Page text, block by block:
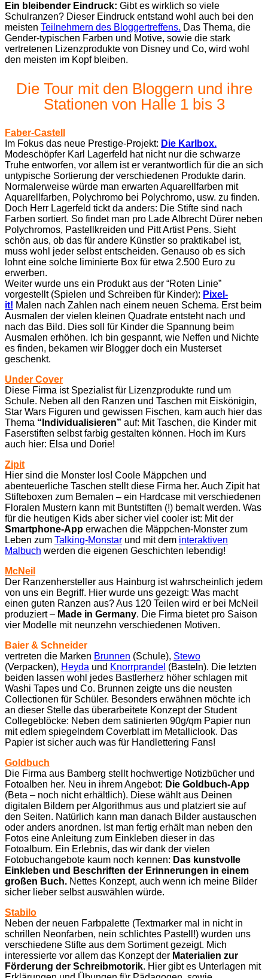
Ein bleibender Eindruck: Gibt es wirklich so viele
Schulranzen? Dieser Eindruck entstand wohl auch bei den
meisten Teilnehmern des Bloggertreffens. Das Thema, die
Gender-typischen Farben und Motive, sowie die stark
vertretenen Lizenzprodukte von Disney und Co, wird wohl
den meisten im Kopf bleiben.
Die Tour mit den Bloggern und ihre
Stationen von Halle 1 bis 3
Faber-Castell
Im Fokus das neue Prestige-Projekt: Die Karlbox.
Modeschöpfer Karl Lagerfeld hat nicht nur die schwarze
Truhe entworfen, vor allem ist er verantwortlich für die an sich
untypische Sortierung der verschiedenen Produkte darin.
Normalerweise würde man erwarten Aquarellfarben mit
Aquarellfarben, Polychromo bei Polychromo, usw. zu finden.
Doch Herr Lagerfeld tickt da anders: Die Stifte sind nach
Farben sortiert. So findet man pro Lade Albrecht Dürer neben
Polychromos, Pastellkreiden und Pitt Artist Pens. Sieht
schön aus, ob das für andere Künstler so praktikabel ist,
muss wohl jeder selbst entscheiden. Genauso ob es sich
lohnt eine solche liminierte Box für etwa 2.500 Euro zu
erwerben.
Weiter wurde uns ein Produkt aus der “Roten Linie”
vorgestellt (Spielen und Schreiben für Kinder): Pixel-
it! Malen nach Zahlen nach einem neuen Schema. Erst beim
Ausmalen der vielen kleinen Quadrate entsteht nach und
nach das Bild. Dies soll für Kinder die Spannung beim
Ausmalen erhöhen. Ich bin gespannt, wie Neffen und Nichte
es finden, bekamen wir Blogger doch ein Musterset
geschenkt.
Under Cover
Diese Firma ist Spezialist für Lizenzprodukte rund um
Schule. Neben all den Ranzen und Taschen mit Eiskönigin,
Star Wars Figuren und gewissen Fischen, kam auch hier das
Thema “Individualisieren” auf: Mit Taschen, die Kinder mit
Faserstiften selbst farbig gestalten können. Hoch im Kurs
auch hier: Elsa und Dorie!
Zipit
Hier sind die Monster los! Coole Mäppchen und
abenteuerliche Taschen stellt diese Firma her. Auch Zipit hat
Stifteboxen zum Bemalen – ein Hardcase mit verschiedenen
Floralen Mustern kann mit Buntstiften (!) bemalt werden. Was
für die heutigen Kids aber sicher viel cooler ist: Mit der
Smartphone-App erwachen die Mäppchen-Monster zum
Leben zum Talking-Monstar und mit dem interaktiven
Malbuch werden die eigenen Geschichten lebendig!
McNeil
Der Ranzenhersteller aus Hainburg ist wahrscheinlich jedem
von uns ein Begriff. Hier wurde uns gezeigt: Was macht
einen guten Ranzen aus? Aus 120 Teilen wird er bei McNeil
produziert – Made in Germany. Die Firma bietet pro Saison
vier Modelle mit neunzehn verschiedenen Motiven.
Baier & Schneider
vertreten die Marken Brunnen (Schule), Stewo
(Verpacken), Heyda und Knorrprandel (Basteln). Die letzten
beiden lassen wohl jedes Bastlerherz höher schlagen mit
Washi Tapes und Co. Brunnen zeigte uns die neusten
Collectionen für Schüler. Besonders erwähnen möchte ich
an dieser Stelle das überarbeitete Konzept der Student
Collegeblöcke: Neben dem satinierten 90g/qm Papier nun
mit edlem spiegelndem Coverblatt im Metalliclook. Das
Papier ist sicher auch was für Handlettering Fans!
Goldbuch
Die Firma aus Bamberg stellt hochwertige Notizbücher und
Fotoalben her. Neu in ihrem Angebot: Die Goldbuch-App
(Beta – noch nicht erhältlich). Diese wählt aus Deinen
digitalen Bildern per Algorithmus aus und platziert sie auf
den Seiten. Natürlich kann man danach Bilder austauschen
oder anders anordnen. Ist man fertig erhält man neben den
Fotos eine Anleitung zum Einkleben dieser in das
Fotoalbum. Ein Erlebnis, das wir dank der vielen
Fotobuchangebote kaum noch kennen: Das kunstvolle
Einkleben und Beschriften der Erinnerungen in einem
großen Buch. Nettes Konzept, auch wenn ich meine Bilder
sicher lieber selbst auswählen würde.
Stabilo
Neben der neuen Farbpalette (Textmarker mal in nicht in
schrillen Neonfarben, nein schlichtes Pastell!) wurden uns
verschiedene Stifte aus dem Sortiment gezeigt. Mich
interessierte vor allem das Konzept der Materialien zur
Förderung der Schreibmotorik. Hier gibt es Unterlagen mit